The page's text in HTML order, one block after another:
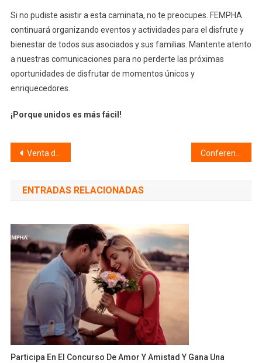
Si no pudiste asistir a esta caminata, no te preocupes. FEMPHA
continuará organizando eventos y actividades para el disfrute y
bienestar de todos sus asociados y sus familias. Mantente atento
a nuestras comunicaciones para no perderte las próximas
oportunidades de disfrutar de momentos únicos y
enriquecedores.
¡Porque unidos es más fácil!
Navegación
de
entradas
Venta de camioneta Ford Eco Sport Titanium Conferencia “Las 5 Inteligencias” por Mónica Arroyave
ENTRADAS RELACIONADAS
Participa En El Concurso De Amor Y Amistad Y Gana Una